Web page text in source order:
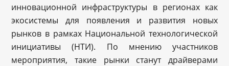
инновационной инфраструктуры в регионах как
экосистемы для появления и развития новых
рынков в рамках Национальной технологической
инициативы (НТИ). По мнению участников
мероприятия, такие рынки станут драйверами